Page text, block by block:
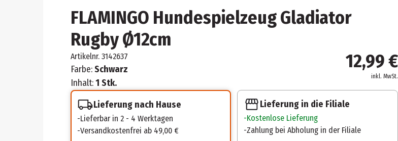
FLAMINGO Hundespielzeug Gladiator
Rugby Ø12cm
Artikelnr. 3142637
Farbe:Schwarz
Inhalt:1 Stk.
12,99 €
inkl. MwSt.
Lieferung nach Hause
Lieferbar in 2 - 4 Werktagen
Versandkostenfrei ab 49,00 €
Lieferung in die Filiale
Kostenlose Lieferung
Zahlung bei Abholung in der Filiale